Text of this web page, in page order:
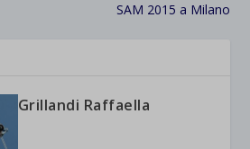
SAM 2015 a Milano
Grillandi Raffaella